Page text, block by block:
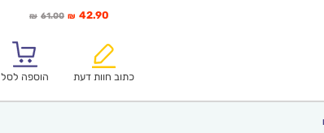
₪ 61.00המחיר
₪61.00.
₪ 42.90
הוא:
כתוב חוות דעת
הוספה לסל